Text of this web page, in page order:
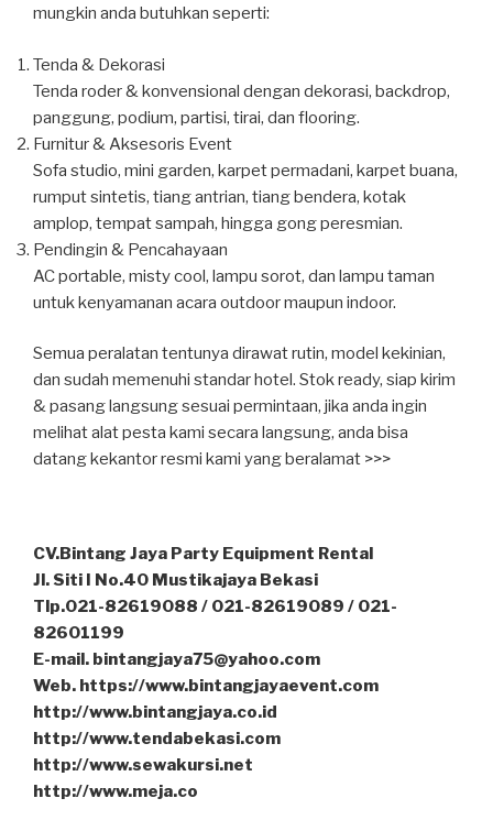
mungkin anda butuhkan seperti:
Tenda & Dekorasi
Tenda roder & konvensional dengan dekorasi, backdrop,
panggung, podium, partisi, tirai, dan flooring.
Furnitur & Aksesoris Event
Sofa studio, mini garden, karpet permadani, karpet buana,
rumput sintetis, tiang antrian, tiang bendera, kotak
amplop, tempat sampah, hingga gong peresmian.
Pendingin & Pencahayaan
AC portable, misty cool, lampu sorot, dan lampu taman
untuk kenyamanan acara outdoor maupun indoor.
Semua peralatan tentunya dirawat rutin, model kekinian,
dan sudah memenuhi standar hotel. Stok ready, siap kirim
& pasang langsung sesuai permintaan, jika anda ingin
melihat alat pesta kami secara langsung, anda bisa
datang kekantor resmi kami yang beralamat >>>
CV.Bintang Jaya Party Equipment Rental
Jl. Siti I No.40 Mustikajaya Bekasi
Tlp.021-82619088 / 021-82619089 / 021-
82601199
E-mail. bintangjaya75@yahoo.com
Web. https://www.bintangjayaevent.com
http://www.bintangjaya.co.id
http://www.tendabekasi.com
http://www.sewakursi.net
http://www.meja.co